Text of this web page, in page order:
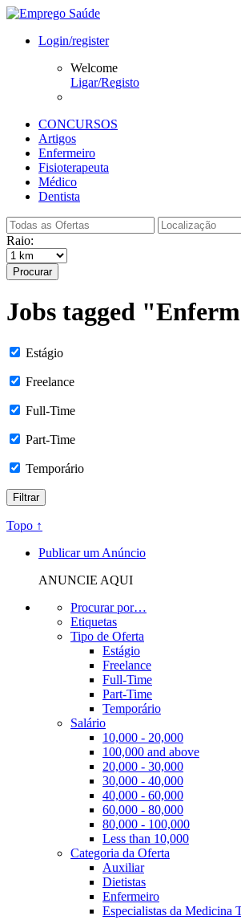
Login/register
Welcome
Ligar/Registo
CONCURSOS
Artigos
Enfermeiro
Fisioterapeuta
Médico
Dentista
Raio:
Procurar
Jobs tagged
Estágio
Freelance
Full-Time
Part-Time
Temporário
Topo ↑
Publicar um Anúncio
ANUNCIE AQUI
Procurar por…
Etiquetas
Tipo de Oferta
Estágio
Freelance
Full-Time
Part-Time
Temporário
Salário
10,000 - 20,000
100,000 and above
20,000 - 30,000
30,000 - 40,000
40,000 - 60,000
60,000 - 80,000
80,000 - 100,000
Less than 10,000
Categoria da Oferta
Auxiliar
Dietistas
Enfermeiro
Especialistas da Medicina